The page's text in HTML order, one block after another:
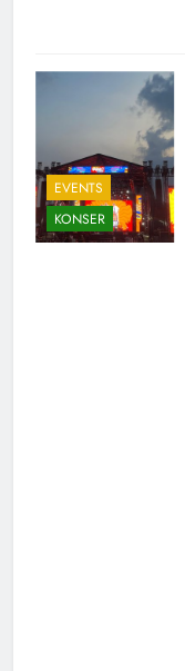
EVENTS
KONSER